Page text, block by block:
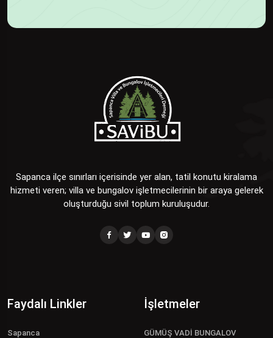
Sapanca ilçe sınırları içerisinde yer alan, tatil konutu kiralama
hizmeti veren; villa ve bungalov işletmecilerinin bir araya gelerek
oluşturduğu sivil toplum kuruluşudur.
Faydalı Linkler
Sapanca
İşletmeler
GÜMÜŞ VADİ BUNGALOV